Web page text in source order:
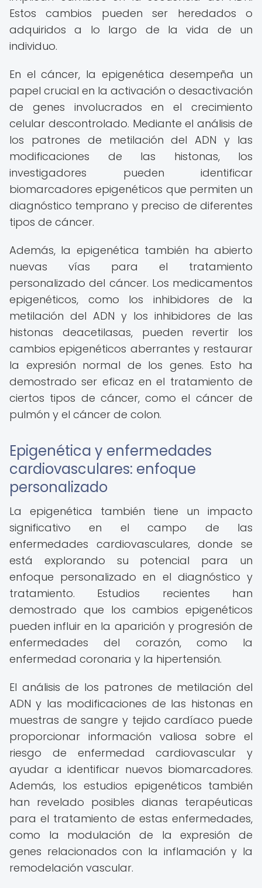
Estos cambios pueden ser heredados o
adquiridos a lo largo de la vida de un
individuo.
En el cáncer, la epigenética desempeña un
papel crucial en la activación o desactivación
de genes involucrados en el crecimiento
celular descontrolado. Mediante el análisis de
los patrones de metilación del ADN y las
modificaciones de las histonas, los
investigadores pueden identificar
biomarcadores epigenéticos que permiten un
diagnóstico temprano y preciso de diferentes
tipos de cáncer.
Además, la epigenética también ha abierto
nuevas vías para el tratamiento
personalizado del cáncer. Los medicamentos
epigenéticos, como los inhibidores de la
metilación del ADN y los inhibidores de las
histonas deacetilasas, pueden revertir los
cambios epigenéticos aberrantes y restaurar
la expresión normal de los genes. Esto ha
demostrado ser eficaz en el tratamiento de
ciertos tipos de cáncer, como el cáncer de
pulmón y el cáncer de colon.
Epigenética y enfermedades
cardiovasculares: enfoque
personalizado
La epigenética también tiene un impacto
significativo en el campo de las
enfermedades cardiovasculares, donde se
está explorando su potencial para un
enfoque personalizado en el diagnóstico y
tratamiento. Estudios recientes han
demostrado que los cambios epigenéticos
pueden influir en la aparición y progresión de
enfermedades del corazón, como la
enfermedad coronaria y la hipertensión.
El análisis de los patrones de metilación del
ADN y las modificaciones de las histonas en
muestras de sangre y tejido cardíaco puede
proporcionar información valiosa sobre el
riesgo de enfermedad cardiovascular y
ayudar a identificar nuevos biomarcadores.
Además, los estudios epigenéticos también
han revelado posibles dianas terapéuticas
para el tratamiento de estas enfermedades,
como la modulación de la expresión de
genes relacionados con la inflamación y la
remodelación vascular.